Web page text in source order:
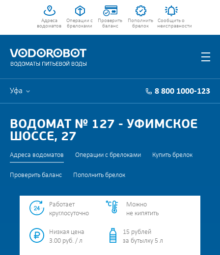
Адреса
водоматов
Операции с
брелоками
Проверить
баланс
Пополнить
брелок
Сообщить о
неисправности
Уфа 8 800 1000-123
ВОДОМАТ № 127 - УФИМСКОЕ
ШОССЕ, 27
Адреса водоматов Операции с брелоками Купить брелок
Проверить баланс Пополнить брелок
Работает
круглосуточно
Можно
не кипятить
Низкая цена
3.00 руб. / л
15 рублей
за бутылку 5 л